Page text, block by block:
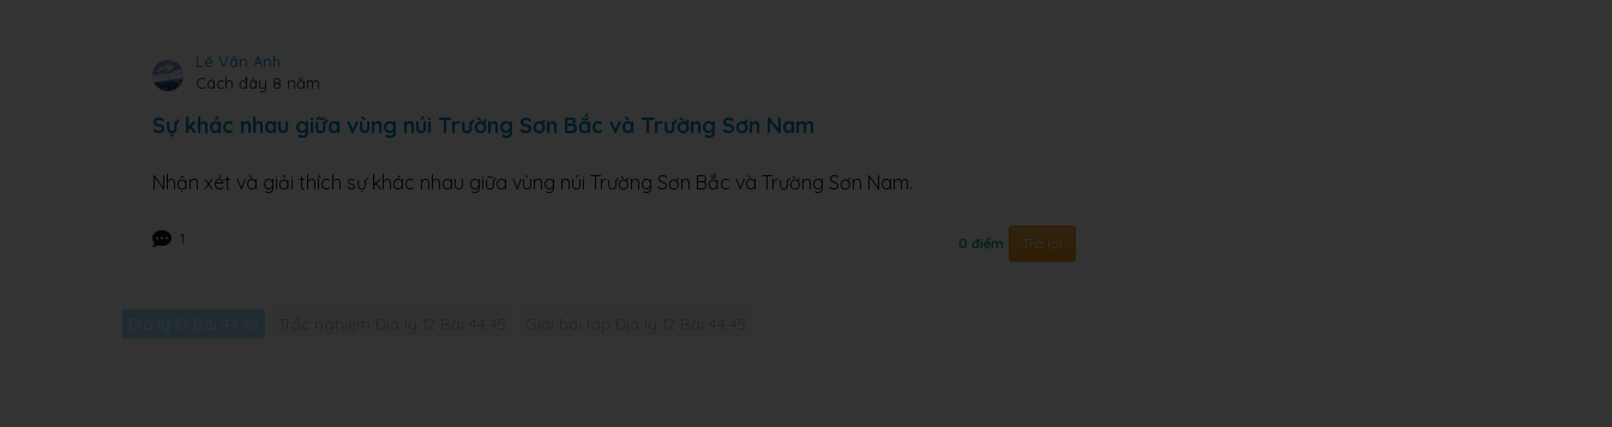
Lê Vân Anh
Cách đây 8 năm
Sự khác nhau giữa vùng núi Trường Sơn Bắc và Trường Sơn Nam
Nhận xét và giải thích sự khác nhau giữa vùng núi Trường Sơn Bắc và Trường Sơn Nam.
1 0 điểm Trả lời